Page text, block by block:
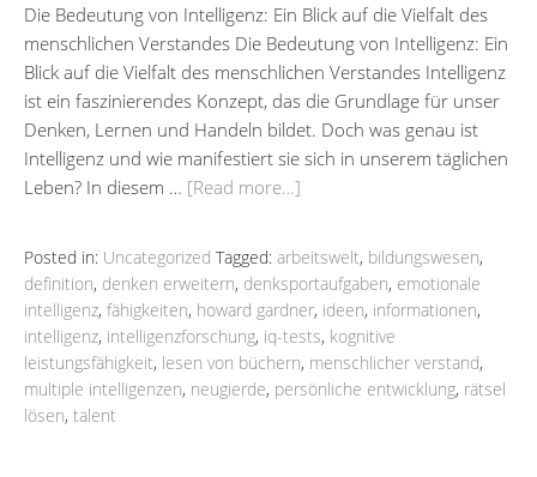
Die Bedeutung von Intelligenz: Ein Blick auf die Vielfalt des
menschlichen Verstandes Die Bedeutung von Intelligenz: Ein
Blick auf die Vielfalt des menschlichen Verstandes Intelligenz
ist ein faszinierendes Konzept, das die Grundlage für unser
Denken, Lernen und Handeln bildet. Doch was genau ist
Intelligenz und wie manifestiert sie sich in unserem täglichen
Leben? In diesem … [Read more…]
Posted in: Uncategorized Tagged: arbeitswelt, bildungswesen,
definition, denken erweitern, denksportaufgaben, emotionale
intelligenz, fähigkeiten, howard gardner, ideen, informationen,
intelligenz, intelligenzforschung, iq-tests, kognitive
leistungsfähigkeit, lesen von büchern, menschlicher verstand,
multiple intelligenzen, neugierde, persönliche entwicklung, rätsel
lösen, talent